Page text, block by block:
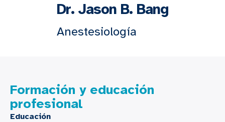
Dr. Jason B. Bang
Anestesiología
Formación y educación
profesional
Educación